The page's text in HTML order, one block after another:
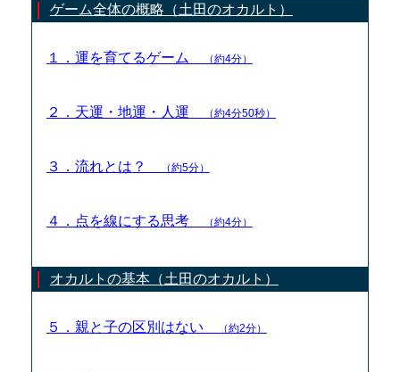
ゲーム全体の概略（土田のオカルト）
１．運を育てるゲーム （約4分）
２．天運・地運・人運 （約4分50秒）
３．流れとは？ （約5分）
４．点を線にする思考 （約4分）
オカルトの基本（土田のオカルト）
５．親と子の区別はない （約2分）